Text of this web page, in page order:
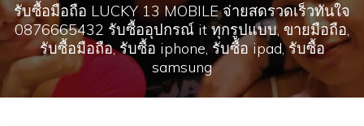
รับซื้อมือถือ LUCKY 13 MOBILE จ่ายสดรวดเร็วทันใจ
0876665432 รับซื้ออุปกรณ์ it ทุกรูปแบบ, ขายมือถือ,
รับซื้อมือถือ, รับซื้อ iphone, รับซื้อ ipad, รับซื้อ
samsung